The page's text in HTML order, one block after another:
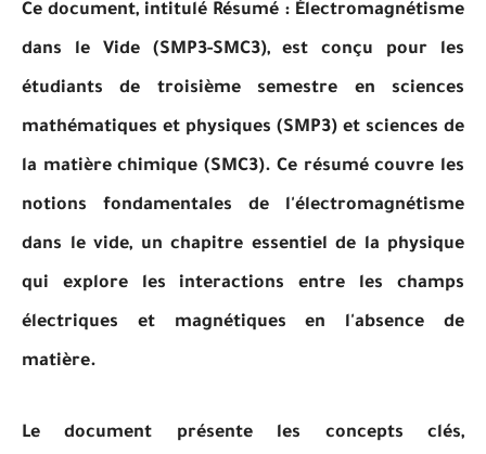
Ce document, intitulé Résumé : Électromagnétisme
dans le Vide (SMP3-SMC3), est conçu pour les
étudiants de troisième semestre en sciences
mathématiques et physiques (SMP3) et sciences de
la matière chimique (SMC3). Ce résumé couvre les
notions fondamentales de l'électromagnétisme
dans le vide, un chapitre essentiel de la physique
qui explore les interactions entre les champs
électriques et magnétiques en l'absence de
matière.
Le document présente les concepts clés,